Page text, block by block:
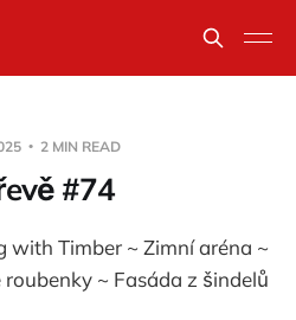
2 MIN READ
#74
with Timber ~ Zimní aréna ~
~ Fasáda z šindelů